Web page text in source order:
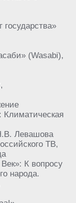
государства»
(Wasabi),
Климатическая
Левашова
ТВ,
К вопросу
народа.